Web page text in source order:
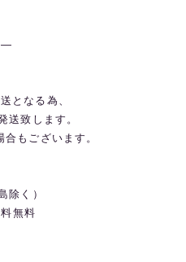
となる為、
送致します。
もございます。
除く）
無料